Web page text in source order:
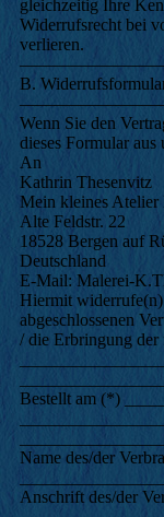
gleichzeitig Ihre
Widerrufsrecht bei
verlieren.
B.
Wenn Sie den
dieses Formular aus
An
Kathrin Thesenvitz
Mein kleines
Alte Feldstr. 22
18528 Bergen auf
Deutschland
E-Mail: Malerei-
Hiermit
abgeschlossenen
/ die Erbringung
Bestellt am (*)
Name des/der
Anschrift des/der